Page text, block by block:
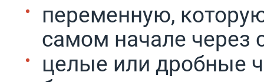
переменную,
самом начале через
целые или дробные